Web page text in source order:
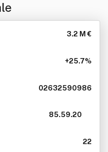
3.2 M €
+25.7%
02632590986
85.59.20
22